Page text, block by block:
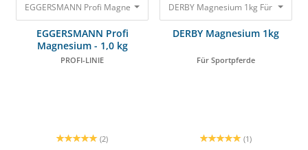
EGGERSMANN Profi Magnesium - 1,0 kg PROFI-LINIE 34,90 €
EGGERSMANN Profi
Magnesium - 1,0 kg
PROFI-LINIE
(2)
DERBY Magnesium 1kg Für
DERBY Magnesium 1kg
Für Sportpferde
(1)